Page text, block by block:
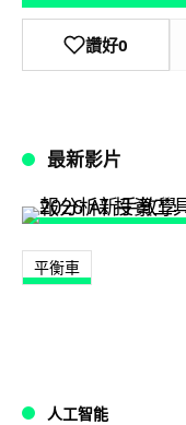
讚好0
最新影片
平衡車
人工智能